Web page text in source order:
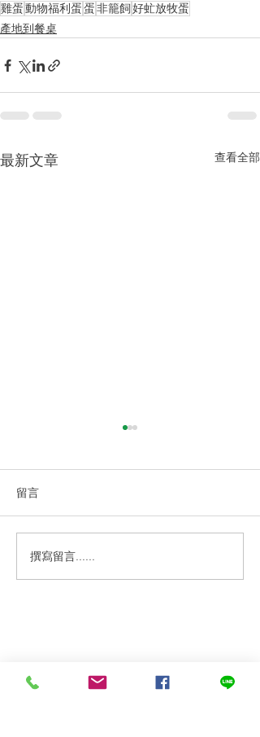
雞蛋動物福利蛋蛋非籠飼好虻放牧蛋
產地到餐桌
最新文章 查看全部
3月食材捐贈電子報｜65.8
公斤水耕蔬菜，捐贈3間在
留言
撰寫留言......
合作案例
聯繫我們